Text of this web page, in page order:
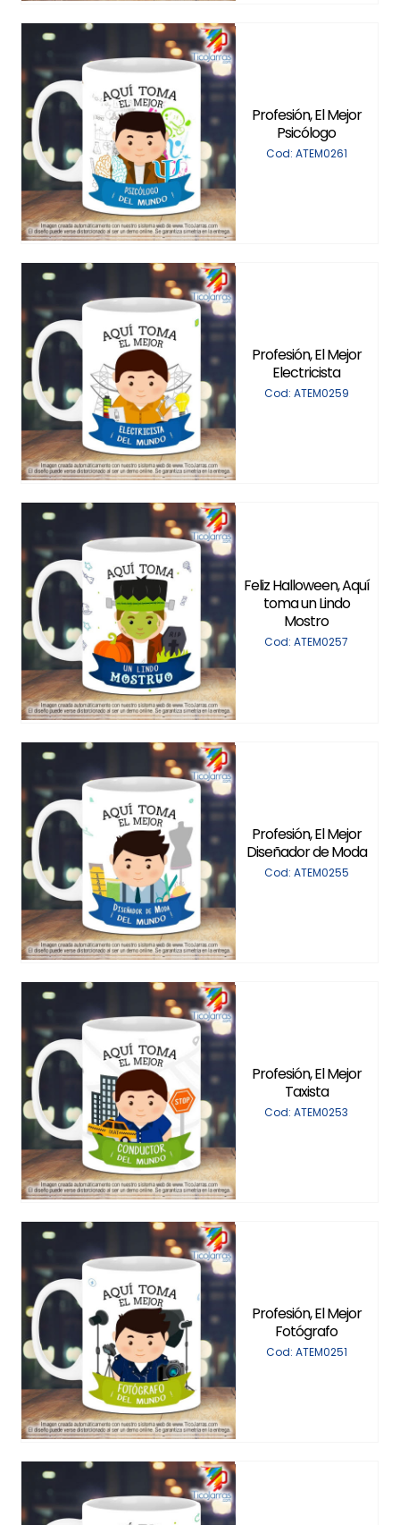
Profesión, El Mejor
Psicólogo
Cod: ATEM0261
Profesión, El Mejor
Electricista
Cod: ATEM0259
Feliz Halloween, Aquí
toma un Lindo
Mostro
Cod: ATEM0257
Profesión, El Mejor
Diseñador de Moda
Cod: ATEM0255
Profesión, El Mejor
Taxista
Cod: ATEM0253
Profesión, El Mejor
Fotógrafo
Cod: ATEM0251